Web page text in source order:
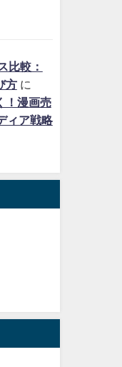
比較：
方に
！漫画売
ィア戦略